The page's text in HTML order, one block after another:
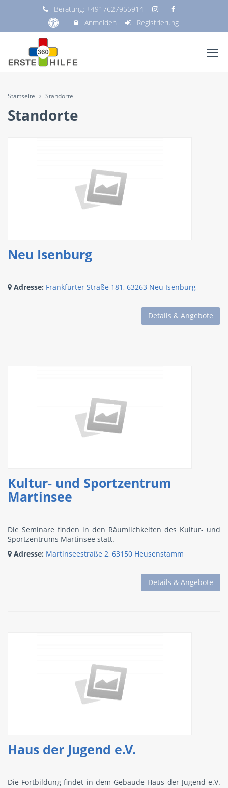
Beratung: +4917627955914
Anmelden
Registrierung
Startseite Standorte
Standorte
Neu Isenburg
Adresse: Frankfurter Straße 181, 63263 Neu Isenburg
Details & Angebote
Kultur- und Sportzentrum
Martinsee
Die Seminare finden in den Räumlichkeiten des Kultur- und
Sportzentrums Martinsee statt.
Adresse: Martinseestraße 2, 63150 Heusenstamm
Details & Angebote
Haus der Jugend e.V.
Die Fortbildung findet in dem Gebäude Haus der Jugend e.V.